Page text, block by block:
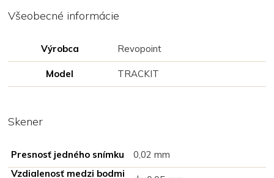
Všeobecné informácie
Výrobca Revopoint
Model TRACKIT
Skener
Presnosť jedného snímku
0,02 mm
Vzdialenosť medzi bodmi